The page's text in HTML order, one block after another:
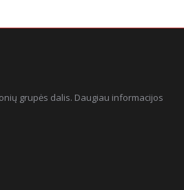
grupės dalis. Daugiau informacijos